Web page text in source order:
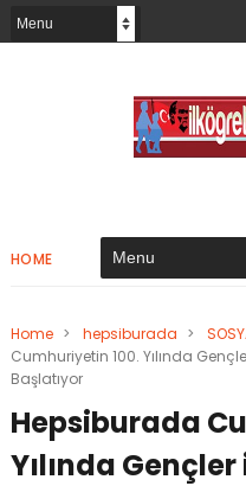
HOME
Home > hepsiburada >
Cumhuriyetin 100. Yılında
Başlatıyor
Hepsiburada
Yılında